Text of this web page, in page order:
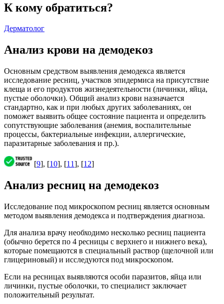
К кому обратиться?
Дерматолог
Анализ крови на демодекоз
Основным средством выявления демодекса является
исследование ресниц, участков эпидермиса на присутствие
клеща и его продуктов жизнедеятельности (личинки, яйца,
пустые оболочки). Общий анализ крови назначается
стандартно, как и при любых других заболеваниях, он
поможет выявить общее состояние пациента и определить
сопутствующие заболевания (анемия, воспалительные
процессы, бактериальные инфекции, аллергические,
паразитарные заболевания и пр.).
[9], [10], [11], [12]
Анализ ресниц на демодекоз
Исследование под микроскопом ресниц является основным
методом выявления демодекса и подтверждения диагноза.
Для анализа врачу необходимо несколько ресниц пациента
(обычно берется по 4 ресницы с верхнего и нижнего века),
которые помещаются в специальный раствор (щелочной или
глицериновый) и исследуются под микроскопом.
Если на ресницах выявляются особи паразитов, яйца или
личинки, пустые оболочки, то специалист заключает
положительный результат.